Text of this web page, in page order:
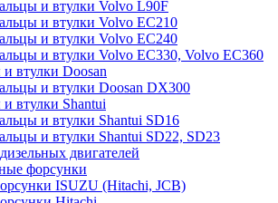
и втулки Volvo L90F
и втулки Volvo EC210
и втулки Volvo EC240
и втулки Volvo EC330, Volvo EC360
втулки Doosan
и втулки Doosan DX300
втулки Shantui
и втулки Shantui SD16
и втулки Shantui SD22, SD23
двигателей
форсунки
ISUZU (Hitachi, JCB)